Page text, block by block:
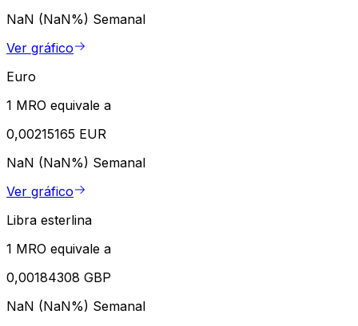
NaN (NaN%) Semanal
Ver gráfico
Euro
1 MRO equivale a
0,00215165 EUR
NaN (NaN%) Semanal
Ver gráfico
Libra esterlina
1 MRO equivale a
0,00184308 GBP
NaN (NaN%) Semanal